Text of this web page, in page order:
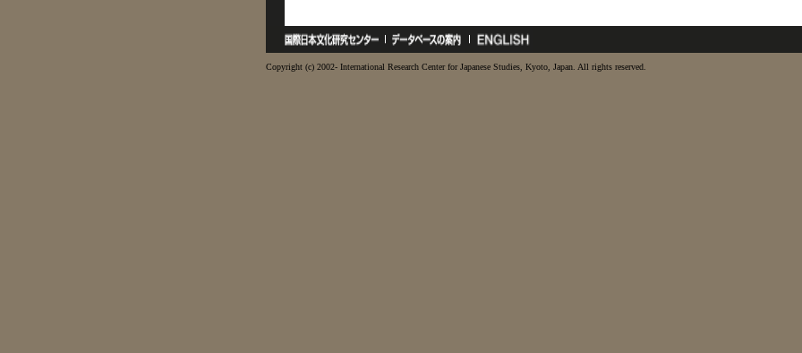
Copyright (c) 2002- International Research Center for Japanese Studies, Kyoto, Japan. All rights reserved.